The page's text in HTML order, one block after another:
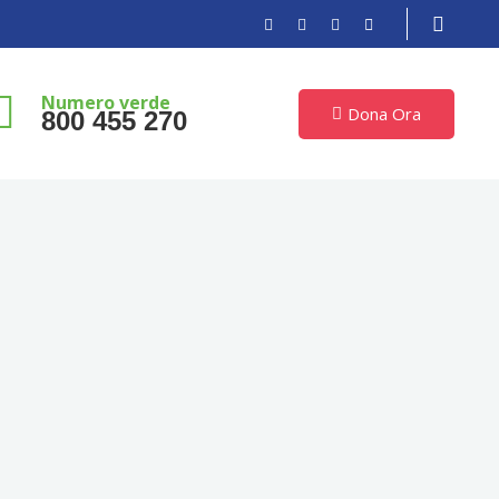
Numero verde
800 455 270 Dona Ora